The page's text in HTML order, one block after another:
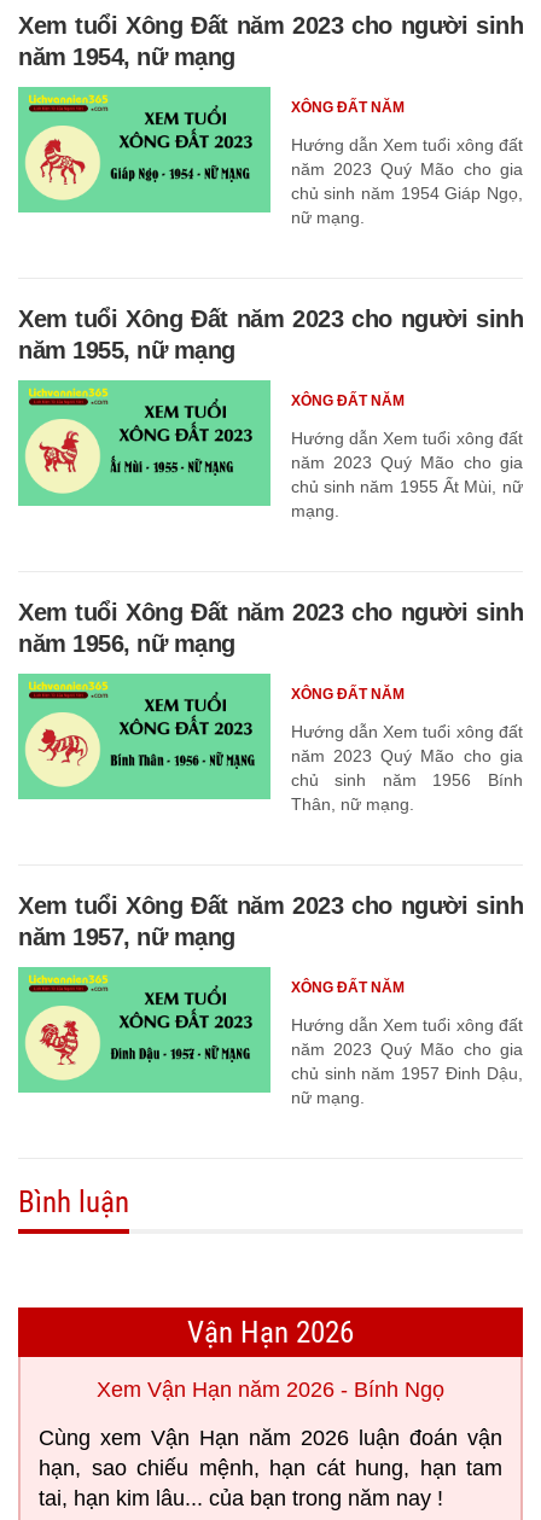
Xem tuổi Xông Đất năm 2023 cho người sinh
năm 1954, nữ mạng
Hướng dẫn Xem tuổi xông đất
năm 2023 Quý Mão cho gia
chủ sinh năm 1954 Giáp Ngọ,
nữ mạng.
XÔNG ĐẤT NĂM
Xem tuổi Xông Đất năm 2023 cho người sinh
năm 1955, nữ mạng
Hướng dẫn Xem tuổi xông đất
năm 2023 Quý Mão cho gia
chủ sinh năm 1955 Ất Mùi, nữ
mạng.
XÔNG ĐẤT NĂM
Xem tuổi Xông Đất năm 2023 cho người sinh
năm 1956, nữ mạng
Hướng dẫn Xem tuổi xông đất
năm 2023 Quý Mão cho gia
chủ sinh năm 1956 Bính
Thân, nữ mạng.
XÔNG ĐẤT NĂM
Xem tuổi Xông Đất năm 2023 cho người sinh
năm 1957, nữ mạng
Hướng dẫn Xem tuổi xông đất
năm 2023 Quý Mão cho gia
chủ sinh năm 1957 Đinh Dậu,
nữ mạng.
XÔNG ĐẤT NĂM
Bình luận
Vận Hạn 2026
Xem Vận Hạn năm 2026 - Bính Ngọ
Cùng xem Vận Hạn năm 2026 luận đoán vận
hạn, sao chiếu mệnh, hạn cát hung, hạn tam
tai, hạn kim lâu... của bạn trong năm nay !